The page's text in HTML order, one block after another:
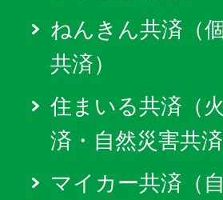
ねんきん共済（
共済）
住まいる共済（
済・自然災害共済
マイカー共済（